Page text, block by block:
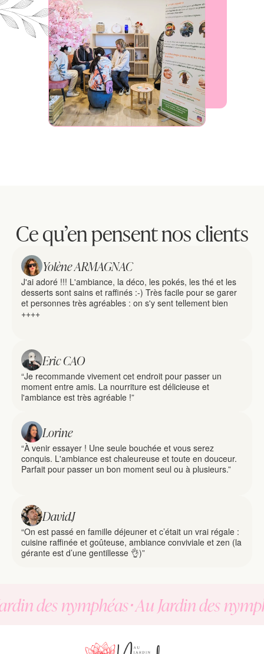
Ce qu’en pensent nos clients
Yolène ARMAGNAC
J'ai adoré !!! L'ambiance, la déco, les pokés, les thé et les
desserts sont sains et raffinés :-) Très facile pour se garer
et personnes très agréables : on s'y sent tellement bien
++++
Eric CAO
“Je recommande vivement cet endroit pour passer un
moment entre amis. La nourriture est délicieuse et
l'ambiance est très agréable !”
Lorine
“À venir essayer ! Une seule bouchée et vous serez
conquis. L'ambiance est chaleureuse et toute en douceur.
Parfait pour passer un bon moment seul ou à plusieurs.”
David.J
“On est passé en famille déjeuner et c’était un vrai régale :
cuisine raffinée et goûteuse, ambiance conviviale et zen (la
gérante est d’une gentillesse 👌)”
des nymphéas·Au Jardin des